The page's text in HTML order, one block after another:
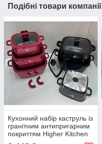
Подібні товари компанії
Кухонний набір каструль із
гранітним антипригарним
покриттям Higher Kitchen
HK-323, Набір посуду для